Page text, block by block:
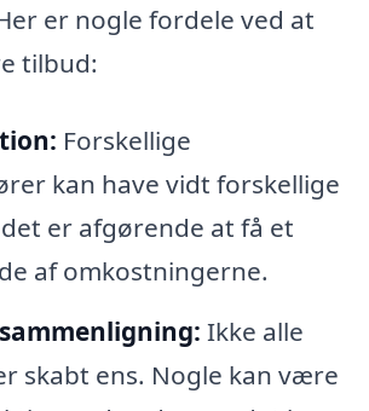
er nogle fordele ved at
tilbud:
Forskellige
kan have vidt forskellige
er afgørende at få et
af omkostningerne.
Ikke alle
skabt ens. Nogle kan være